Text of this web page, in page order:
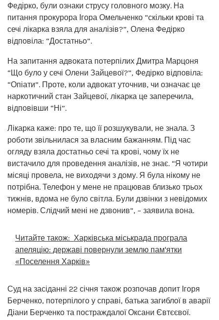
Федірко, були ознаки струсу головного мозку. На
питання прокурора Ігора Омельченко “скільки крові та
сечі лікарка взяла для аналізів?”, Олена Федірко
відповіла: “Достатньо”.
На запитання адвоката потерпілих Дмитра Марцоня
“Що було у сечі Олени Зайцевої?”, Федірко відповіла:
“Опіати”. Проте, коли адвокат уточнив, чи означає це
наркотичний стан Зайцевої, лікарка це заперечила,
відповівши “Ні”.
Лікарка каже: про те, що її розшукували, не знала. З
роботи звільнилася за власним бажанням. Під час
огляду взяла достатньо сечі та крові, чому їх не
вистачило для проведення аналізів, не знає. “Я чотири
місяці провела, не виходячи з дому. Я була нікому не
потрібна. Телефон у мене не працював близько трьох
тижнів, вдома не було світла. Були дзвінки з невідомих
номерів. Слідчий мені не дзвонив”, – заявила вона.
Читайте також: Харківська міськрада програла
апеляцію: державі повернули землю пам'ятки
«Поселення Харків»
Суд на засіданні 22 січня також розпочав допит Ігоря
Берченко, потерпілого у справі, батька загиблої в аварії
Діани Берченко та постраждалої Оксани Євтєєвої.